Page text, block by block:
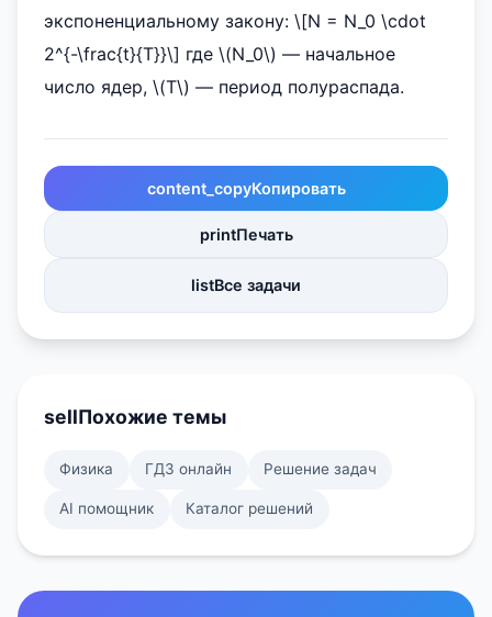
экспоненциальному закону: \[N = N_0 \cdot
2^{-\frac{t}{T}}\] где \(N_0\) — начальное
число ядер, \(T\) — период полураспада.
content_copyКопировать
printПечать
listВсе задачи
sellПохожие темы
Физика ГДЗ онлайн Решение задач
AI помощник Каталог решений